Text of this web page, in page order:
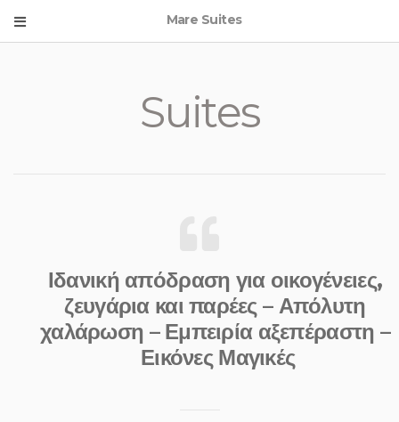
Mare Suites
Suites
Ιδανική απόδραση για οικογένειες,
ζευγάρια και παρέες – Απόλυτη
χαλάρωση – Εμπειρία αξεπέραστη –
Εικόνες Μαγικές